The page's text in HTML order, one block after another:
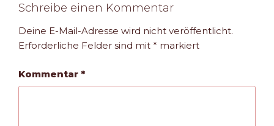
Schreibe einen Kommentar
Deine E-Mail-Adresse wird nicht veröffentlicht.
Erforderliche Felder sind mit * markiert
Kommentar *